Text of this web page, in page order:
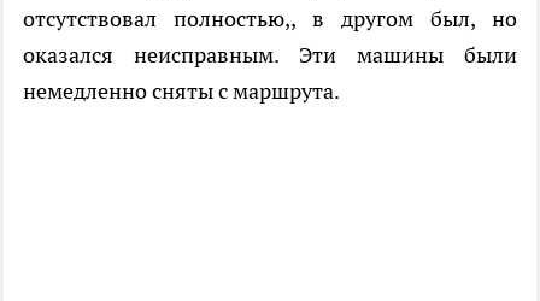
отсутствовал полностью,, в другом был, но
оказался неисправным. Эти машины были
немедленно сняты с маршрута.